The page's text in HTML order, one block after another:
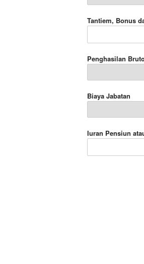
Tantiem, Bonus
Penghasilan
Biaya Jabatan
Iuran Pensiun